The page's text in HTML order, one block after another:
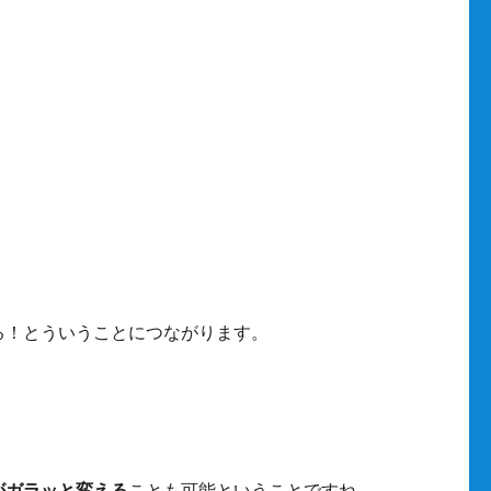
とういうことにつながります。